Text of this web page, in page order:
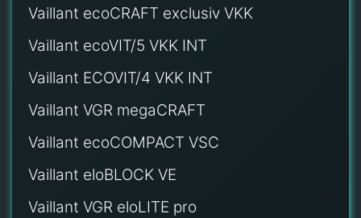
Vaillant ecoCRAFT exclusiv VKK
Vaillant ecoVIT/5 VKK INT
Vaillant ECOVIT/4 VKK INT
Vaillant VGR megaCRAFT
Vaillant ecoCOMPACT VSC
Vaillant eloBLOCK VE
Vaillant VGR eloLITE pro